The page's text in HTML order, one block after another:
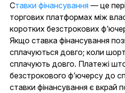
Ставки фінансування — це
торгових платформах між
коротких безстрокових
Якщо ставка фінансування
сплачуються довго; коли
сплачують довго. Платежі
безстрокового ф’ючерсу до
ставки фінансування є вкрай